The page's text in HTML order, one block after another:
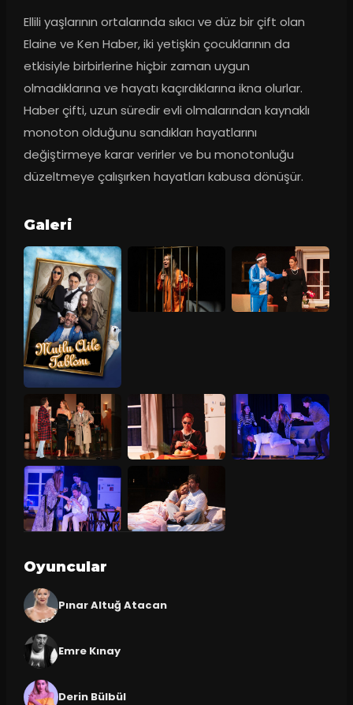
Ellili yaşlarının ortalarında sıkıcı ve düz bir çift olan
Elaine ve Ken Haber, iki yetişkin çocuklarının da
etkisiyle birbirlerine hiçbir zaman uygun
olmadıklarına ve hayatı kaçırdıklarına ikna olurlar.
Haber çifti, uzun süredir evli olmalarından kaynaklı
monoton olduğunu sandıkları hayatlarını
değiştirmeye karar verirler ve bu monotonluğu
düzeltmeye çalışırken hayatları kabusa dönüşür.
Galeri
Oyuncular
Pınar Altuğ Atacan
Emre Kınay
Derin Bülbül